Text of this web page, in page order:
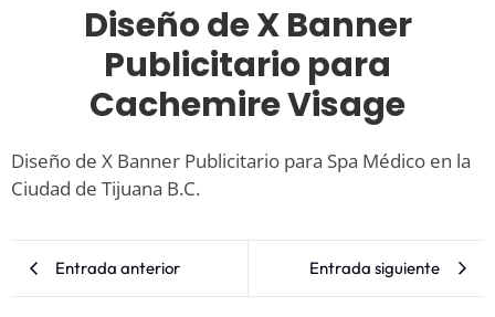
Diseño de X Banner
Publicitario para
Cachemire Visage
Diseño de X Banner Publicitario para Spa Médico en la
Ciudad de Tijuana B.C.
Entrada anterior Entrada siguiente